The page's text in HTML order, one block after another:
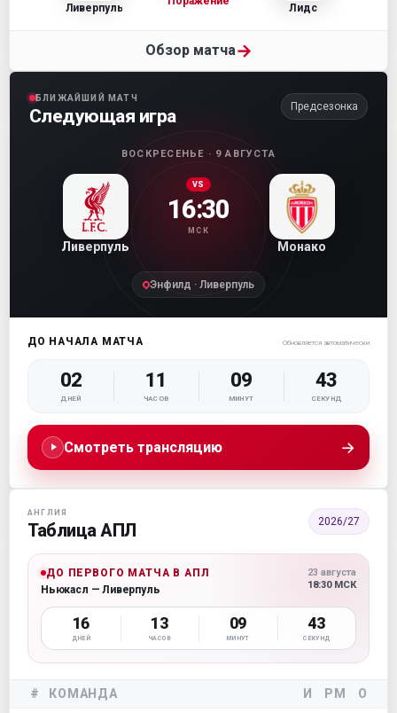
Ливерпуль Лидс
Обзор матча→
БЛИЖАЙШИЙ МАТЧ
Следующая игра Предсезонка
ВОСКРЕСЕНЬЕ · 9 АВГУСТА
Ливерпуль
VS
16:30
МСК
Монако
Энфилд · Ливерпуль
ДО НАЧАЛА МАТЧА Обновляется автоматически
02
ДНЕЙ
11
ЧАСОВ
09
МИНУТ
42
СЕКУНД
Смотреть трансляцию →
АНГЛИЯ
Таблица АПЛ 2026/27
ДО ПЕРВОГО МАТЧА В АПЛ
Ньюкасл — Ливерпуль
23 августа
18:30 МСК
16
ДНЕЙ
13
ЧАСОВ
09
МИНУТ
42
СЕКУНД
# КОМАНДА И РМ О